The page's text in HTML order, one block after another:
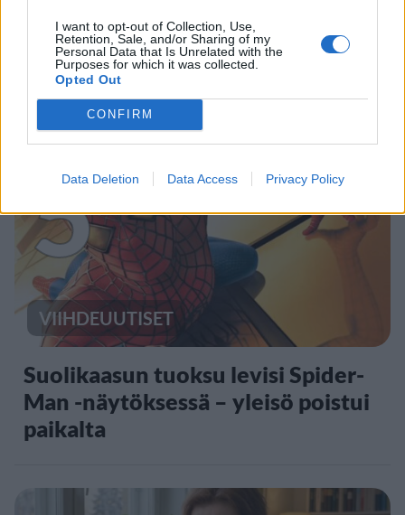
I want to opt-out of Collection, Use,
Retention, Sale, and/or Sharing of my
Personal Data that Is Unrelated with the
Purposes for which it was collected.
Opted Out
CONFIRM
Data Deletion Data Access Privacy Policy
Moottoripyöräilijä pakeni poliisia
– tutkaan hurja ylinopeus
5
VIIHDEUUTISET
Suolikaasun tuoksu levisi Spider-
Man -näytöksessä – yleisö poistui
paikalta